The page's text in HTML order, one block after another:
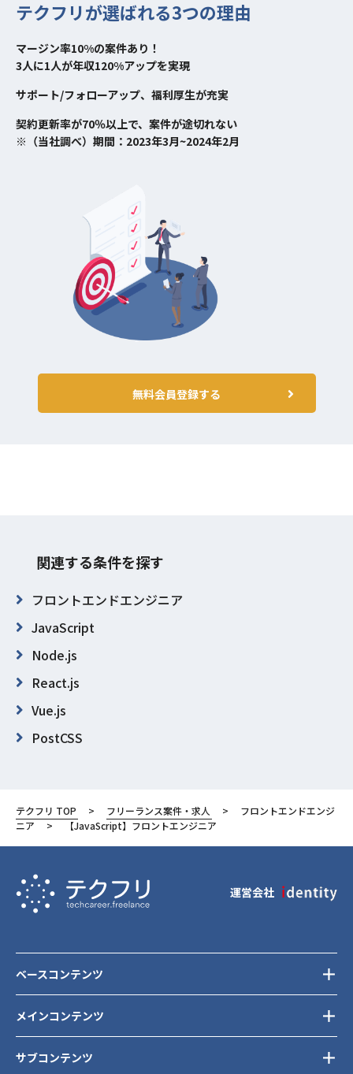
テクフリが選ばれる3つの理由
マージン率10%の案件あり！
3人に1人が年収120%アップを実現
サポート/フォローアップ、福利厚生が充実
契約更新率が70％以上で、案件が途切れない
※（当社調べ）期間：2023年3月~2024年2月
無料会員登録する
関連する条件を探す
フロントエンドエンジニア
JavaScript
Node.js
React.js
Vue.js
PostCSS
東京都
渋谷区
テクフリ TOP フリーランス案件・求人
フロントエンドエンジ
ニア
【JavaScript】フロントエンジニア
運営会社
メインコンテンツ
サブコンテンツ
ベースコンテンツ